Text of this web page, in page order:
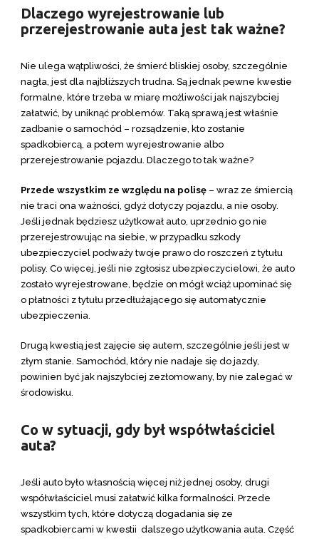
Dlaczego wyrejestrowanie lub
przerejestrowanie auta jest tak ważne?
Nie ulega wątpliwości, że śmierć bliskiej osoby, szczególnie
nagła, jest dla najbliższych trudna. Są jednak pewne kwestie
formalne, które trzeba w miarę możliwości jak najszybciej
załatwić, by uniknąć problemów. Taką sprawą jest właśnie
zadbanie o samochód – rozsądzenie, kto zostanie
spadkobiercą, a potem wyrejestrowanie albo
przerejestrowanie pojazdu. Dlaczego to tak ważne?
Przede wszystkim ze względu na polisę – wraz ze śmiercią
nie traci ona ważności, gdyż dotyczy pojazdu, a nie osoby.
Jeśli jednak będziesz użytkował auto, uprzednio go nie
przerejestrowując na siebie, w przypadku szkody
ubezpieczyciel podważy twoje prawo do roszczeń z tytułu
polisy. Co więcej, jeśli nie zgłosisz ubezpieczycielowi, że auto
zostało wyrejestrowane, będzie on mógł wciąż upominać się
o płatności z tytułu przedłużającego się automatycznie
ubezpieczenia.
Drugą kwestią jest zajęcie się autem, szczególnie jeśli jest w
złym stanie. Samochód, który nie nadaje się do jazdy,
powinien być jak najszybciej zezłomowany, by nie zalegać w
środowisku.
Co w sytuacji, gdy był współwłaściciel
auta?
Jeśli auto było własnością więcej niż jednej osoby, drugi
współwłaściciel musi załatwić kilka formalności. Przede
wszystkim tych, które dotyczą dogadania się ze
spadkobiercami w kwestii dalszego użytkowania auta. Część